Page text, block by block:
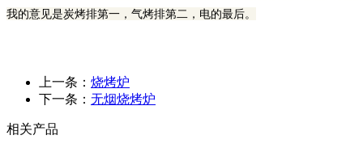
我的意见是炭烤排第一，气烤排第二，电的最后。
上一条： 烧烤炉
下一条： 无烟烧烤炉
相关产品